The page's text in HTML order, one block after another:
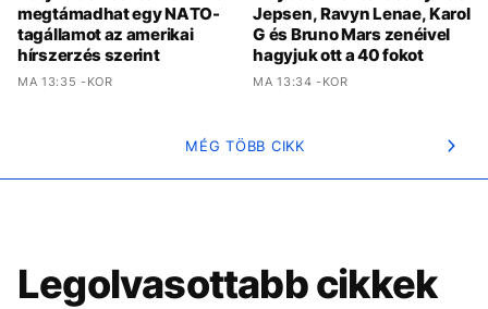
megtámadhat egy NATO-
tagállamot az amerikai
hírszerzés szerint
MA 13:35 -KOR
Jepsen, Ravyn Lenae, Karol
G és Bruno Mars zenéivel
hagyjuk ott a 40 fokot
MA 13:34 -KOR
MÉG TÖBB CIKK
Legolvasottabb cikkek